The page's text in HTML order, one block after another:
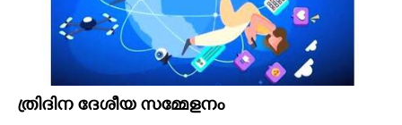
ത്രിദിന ദേശീയ സമ്മേളനം